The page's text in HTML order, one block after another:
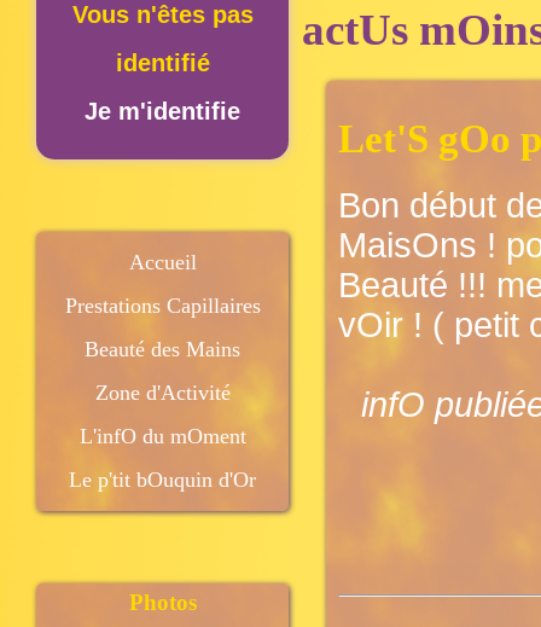
Vous n'êtes pas
identifié
Je m'identifie
Accueil
Prestations Capillaires
Beauté des Mains
Zone d'Activité
L'infO du mOment
Le p'tit bOuquin d'Or
Photos
actUs
Let'S gOo
Bon début
MaisOns !
Beauté !!!
vOir ! ( petit
infO